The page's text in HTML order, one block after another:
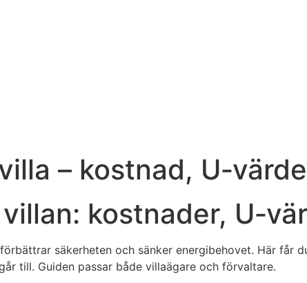
– kostnad,
kostnader,
säkerheten och sänker energibehovet. Här får
till. Guiden passar både villaägare och förvaltare.